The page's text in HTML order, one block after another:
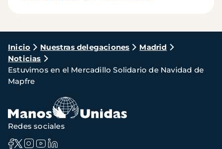
Ruta
de
navegación
Inicio Nuestras delegaciones
Madrid
Noticias
Estuvimos en el Mercadillo Solidario de Navidad de
Mapfre
Redes sociales